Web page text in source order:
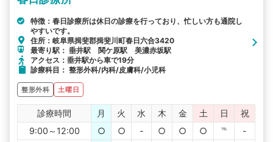
特徴：春日診療所は休日の診療を行っており、忙しい方も通院し
やすいです。
住所：岐阜県揖斐郡揖斐川町春日六合3420
最寄り駅： 垂井駅 関ケ原駅 美濃赤坂駅
アクセス：垂井駅から車で19分
診療科目： 整形外科/内科/皮膚科/小児科
整形外科 土曜日
診療時間 月 火 水 木 金 土 日
祝
9:00～12:00
○ ○ - ○ ○ ○ ℡
-